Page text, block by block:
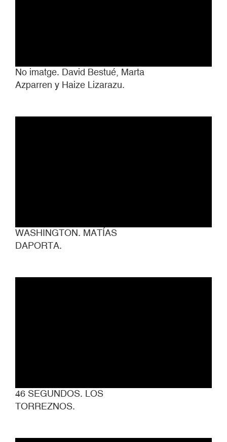
No imatge. David Bestué, Marta
Azparren y Haize Lizarazu.
WASHINGTON. MATÍAS
DAPORTA.
46 SEGUNDOS. LOS
TORREZNOS.